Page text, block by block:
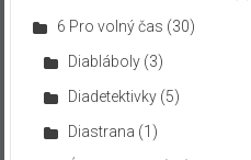
6 Pro volný čas (30)
Diabláboly(3)
Diadetektivky(5)
Diastrana (1)